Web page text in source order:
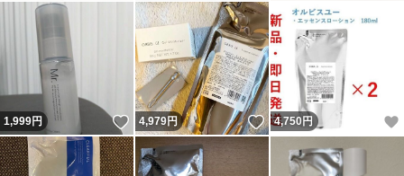
1,999円 いいね！
4,979円 いいね！
4,750 円